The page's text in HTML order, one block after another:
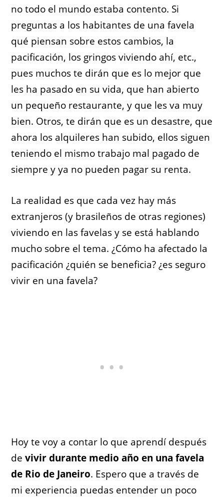
no todo el mundo estaba contento. Si
preguntas a los habitantes de una favela
qué piensan sobre estos cambios, la
pacificación, los gringos viviendo ahí, etc.,
pues muchos te dirán que es lo mejor que
les ha pasado en su vida, que han abierto
un pequeño restaurante, y que les va muy
bien. Otros, te dirán que es un desastre, que
ahora los alquileres han subido, ellos siguen
teniendo el mismo trabajo mal pagado de
siempre y ya no pueden pagar su renta.
La realidad es que cada vez hay más
extranjeros (y brasileños de otras regiones)
viviendo en las favelas y se está hablando
mucho sobre el tema. ¿Cómo ha afectado la
pacificación ¿quién se beneficia? ¿es seguro
vivir en una favela?
Hoy te voy a contar lo que aprendí después
devivir durante medio año en una favela
de Rio de Janeiro. Espero que a través de
mi experiencia puedas entender un poco